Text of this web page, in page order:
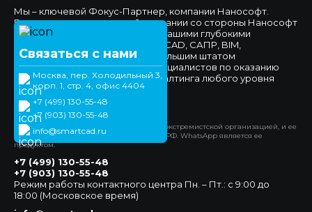
Связаться с нами
Москва, пер. Холодильный 3,
корп. 1, стр. 4, офис 4404
+7 (499) 130-55-48
+7 (903) 130-55-48
info@smartcad.ru
Мы – ключевой Фокус-Партнер, компании Нанософт.
Высокое доверие к нашей компании со стороны Нанософт
и наших клиентов обеспечено нашими глубокими
компетенциями в области nanoCAD, САПР, BIM,
импортозамещения, а также большим штатом
высококвалифицированных специалистов по оказанию
технической поддержки и консалтинга любого уровня
сложности.
Официальный сайт
*Компания Meta Platforms Inc. признана экстремистской организацией, и ее
деятельность запрещена на территории РФ. WhatsApp является ее
продуктом.
+7 (499) 130-55-48
+7 (903) 130-55-48
Режим работы контактного центра Пн. – Пт.: с 9:00 до
18:00 (Московское время)